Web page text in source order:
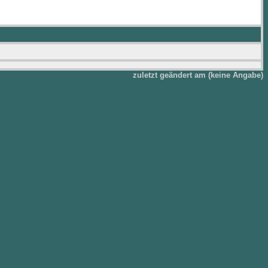
zuletzt geändert am (keine Angabe)